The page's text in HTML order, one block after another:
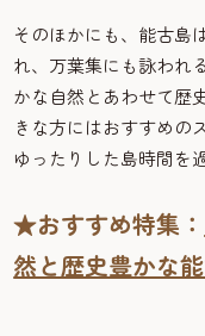
そのほかにも、能古島
れ、万葉集にも詠われ
かな自然とあわせて歴
きな方にはおすすめの
ゆったりした島時間を
★おすすめ特集：
然と歴史豊かな